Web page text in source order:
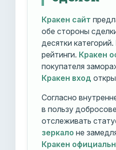
Кракен сайт
обе стороны
десятки категорий.
рейтинги. Кракен
покупателя
Кракен вход
Согласно
в пользу
отслеживать
зеркало не
Кракен